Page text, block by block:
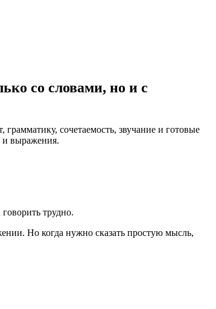
со словами, но и с
сочетаемость, звучание и готовые
и выражения.
трудно.
Но когда нужно сказать простую мысль,